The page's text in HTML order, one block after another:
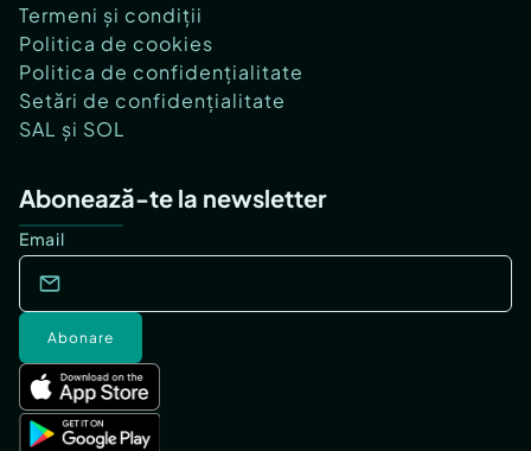
Termeni și condiții
Politica de cookies
Politica de confidențialitate
Setări de confidențialitate
SAL și SOL
Abonează-te la newsletter
Email
Abonare